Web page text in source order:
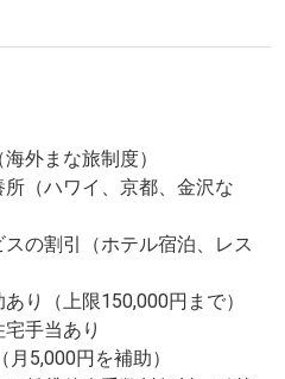
外まな旅制度）
所（ハワイ、京都、金沢な
スの割引（ホテル宿泊、レス
り（上限150,000円まで）
宅手当あり
月5,000円を補助）